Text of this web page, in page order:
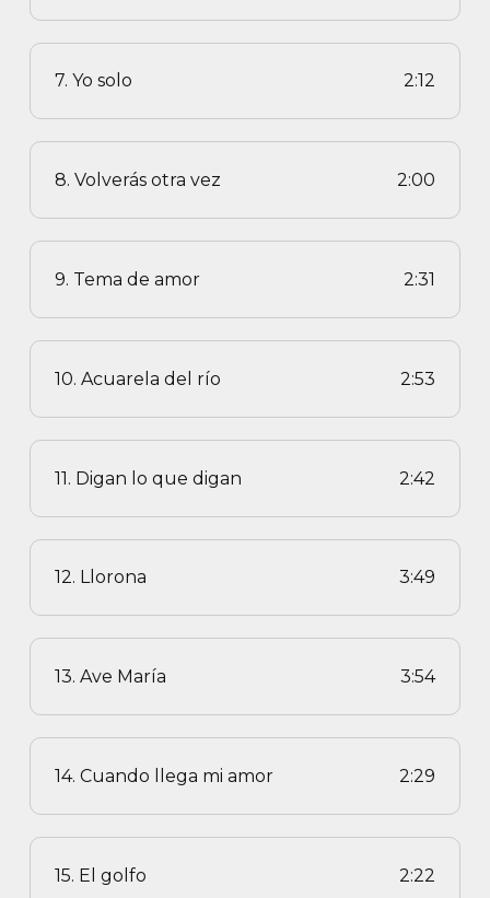
7. Yo solo 2:12
8. Volverás otra vez 2:00
9. Tema de amor 2:31
10. Acuarela del río 2:53
11. Digan lo que digan 2:42
12. Llorona 3:49
13. Ave María 3:54
14. Cuando llega mi amor 2:29
15. El golfo 2:22